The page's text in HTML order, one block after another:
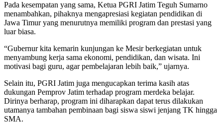
Pada kesempatan yang sama, Ketua PGRI Jatim Teguh Sumarno
menambahkan, pihaknya mengapresiasi kegiatan pendidikan di
Jawa Timur yang menurutnya memiliki program dan prestasi yang
luar biasa.
“Gubernur kita kemarin kunjungan ke Mesir berkegiatan untuk
menyambung kerja sama ekonomi, pendidikan, dan wisata. Ini
motivasi bagi guru, agar pembelajaran lebih baik,” ujarnya.
Selain itu, PGRI Jatim juga mengucapkan terima kasih atas
dukungan Pemprov Jatim terhadap program merdeka belajar.
Dirinya berharap, program ini diharapkan dapat terus dilakukan
utamanya tambahan pembinaan bagi siswa siswi jenjang TK hingga
SMA.